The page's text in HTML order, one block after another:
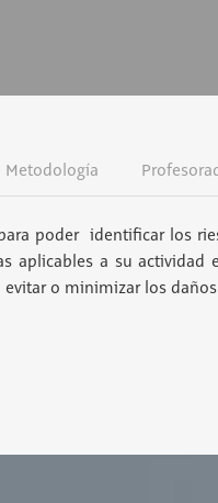
Metodología
poder identificar los
aplicables a su actividad
o minimizar los